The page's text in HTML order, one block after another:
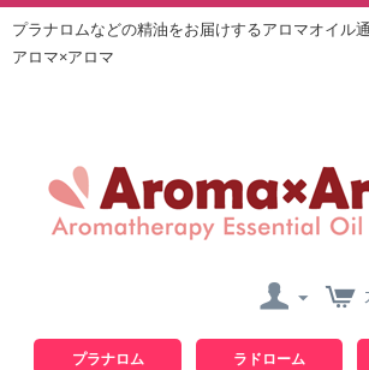
プラナロムなどの精油をお届けするアロマオイル
アロマ×アロマ
プラナロム ラドローム